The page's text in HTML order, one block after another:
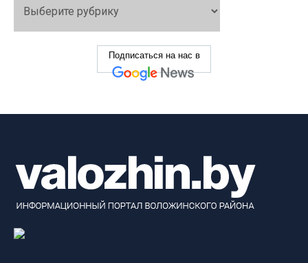
Подписаться на нас в